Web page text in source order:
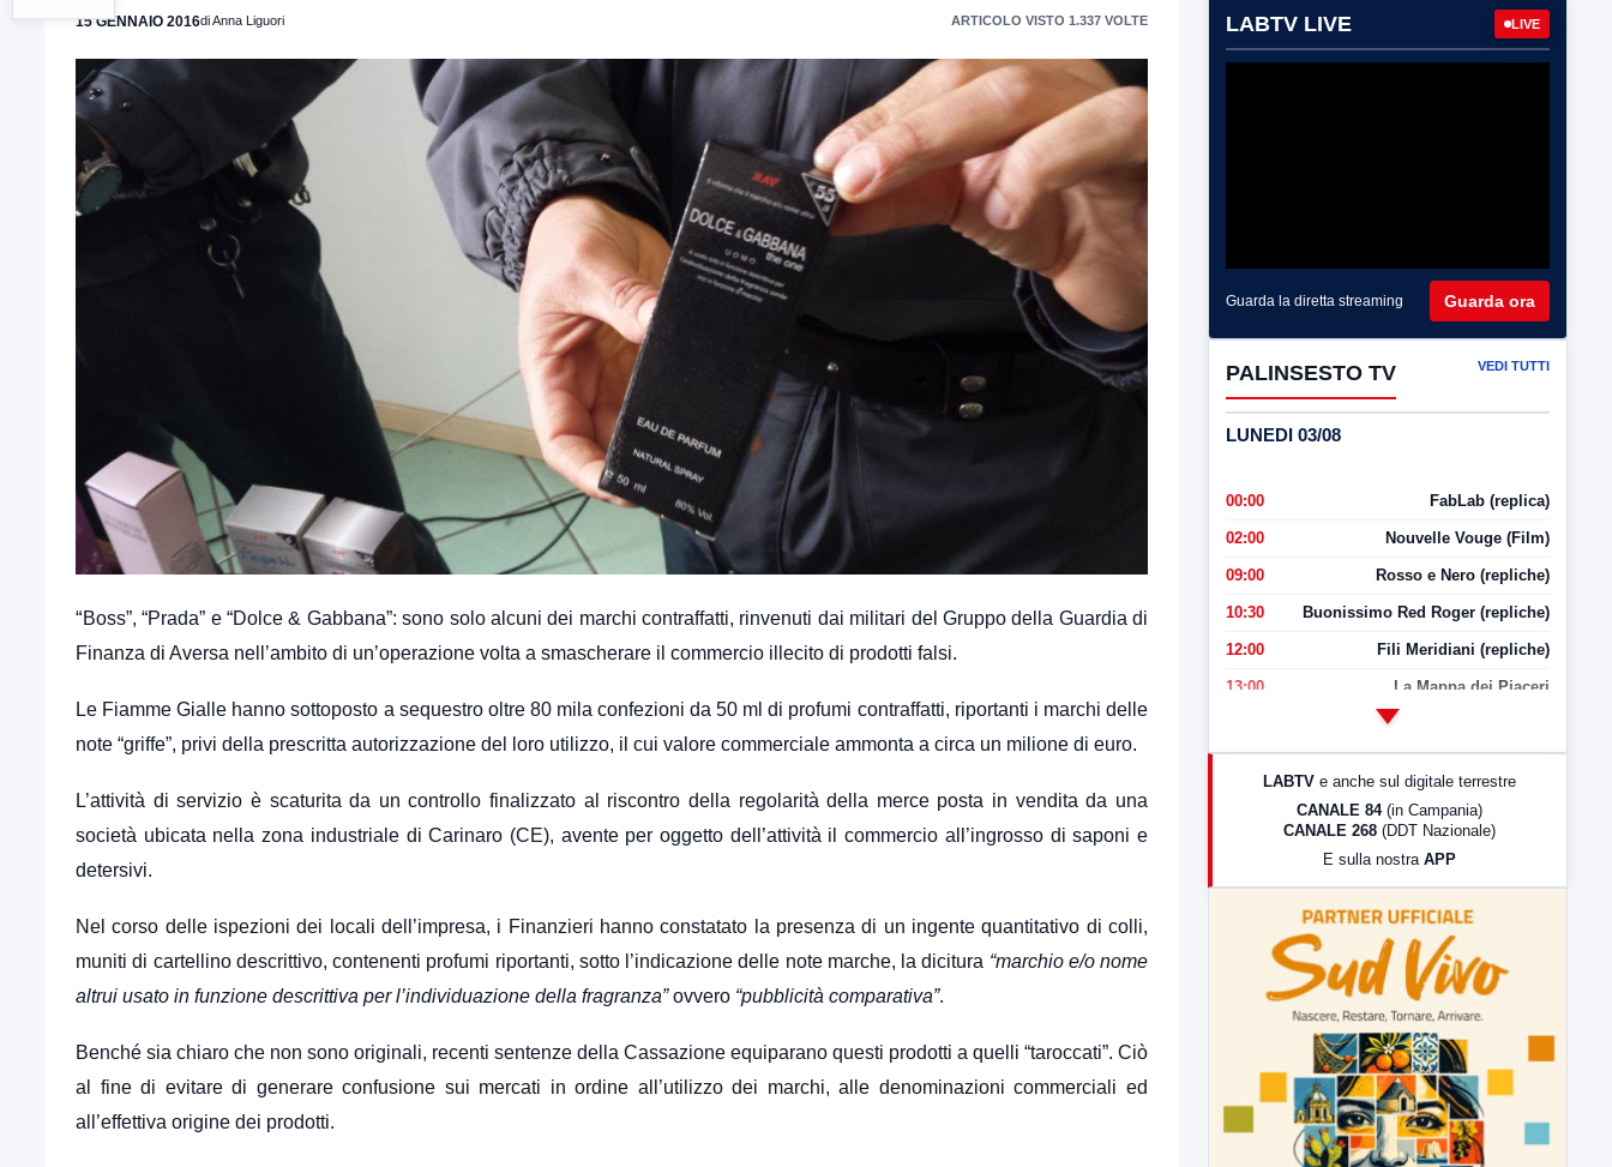
15 GENNAIO 2016di Anna Liguori ARTICOLO VISTO 1.337 VOLTE
“Boss”, “Prada” e “Dolce & Gabbana”: sono solo alcuni dei marchi contraffatti, rinvenuti dai militari del Gruppo della Guardia di
Finanza di Aversa nell’ambito di un’operazione volta a smascherare il commercio illecito di prodotti falsi.
Le Fiamme Gialle hanno sottoposto a sequestro oltre 80 mila confezioni da 50 ml di profumi contraffatti, riportanti i marchi delle
note “griffe”, privi della prescritta autorizzazione del loro utilizzo, il cui valore commerciale ammonta a circa un milione di euro.
L’attività di servizio è scaturita da un controllo finalizzato al riscontro della regolarità della merce posta in vendita da una
società ubicata nella zona industriale di Carinaro (CE), avente per oggetto dell’attività il commercio all’ingrosso di saponi e
detersivi.
Nel corso delle ispezioni dei locali dell’impresa, i Finanzieri hanno constatato la presenza di un ingente quantitativo di colli,
muniti di cartellino descrittivo, contenenti profumi riportanti, sotto l’indicazione delle note marche, la dicitura “marchio e/o nome
altrui usato in funzione descrittiva per l’individuazione della fragranza”ovvero “pubblicità comparativa”.
Benché sia chiaro che non sono originali, recenti sentenze della Cassazione equiparano questi prodotti a quelli “taroccati”. Ciò
al fine di evitare di generare confusione sui mercati in ordine all’utilizzo dei marchi, alle denominazioni commerciali ed
all’effettiva origine dei prodotti.
LABTV LIVE LIVE
Guarda la diretta streaming Guarda ora
PALINSESTO TV VEDI TUTTI
LUNEDI 03/08
00:00 FabLab (replica)
02:00 Nouvelle Vouge (Film)
09:00 Rosso e Nero (repliche)
10:30 Buonissimo Red Roger (repliche)
12:00 Fili Meridiani (repliche)
13:00 La Mappa dei Piaceri
LabNews (Diretta)
LabNews (replica)
LABTV e anche sul digitale terrestre
CANALE 84 (in Campania)
CANALE 268 (DDT Nazionale)
E sulla nostra APP